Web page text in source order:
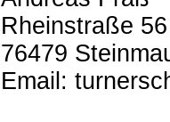
Rheinstraße 56
76479
Email: